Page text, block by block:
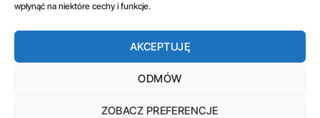
wpłynąć na niektóre cechy i funkcje.
AKCEPTUJĘ
ODMÓW
ZOBACZ PREFERENCJE
POLITYKA PRYWATNOŚCI
OGÓLNE WARUNKI UŻYTKOWANIA
INFORMACJE PRAWNE
PRAWO DO ODSTĄPIENIA OD UMOWY